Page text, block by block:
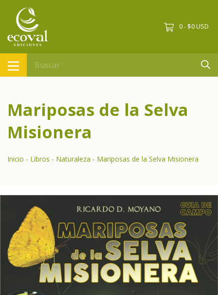
0 - $0 USD
Mariposas de la Selva
Misionera
Inicio - Libros - Naturaleza - Mariposas de la Selva Misionera